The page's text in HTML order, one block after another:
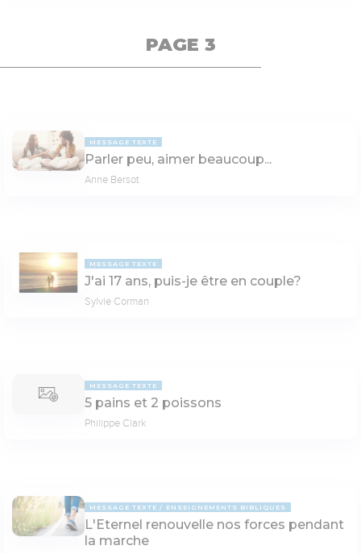
PAGE 3
MESSAGE TEXTE
Parler peu, aimer beaucoup...
Anne Bersot
MESSAGE TEXTE
J'ai 17 ans, puis-je être en couple?
Sylvie Corman
MESSAGE TEXTE
5 pains et 2 poissons
Philippe Clark
MESSAGE TEXTE ENSEIGNEMENTS BIBLIQUES
L'Eternel renouvelle nos forces pendant
la marche